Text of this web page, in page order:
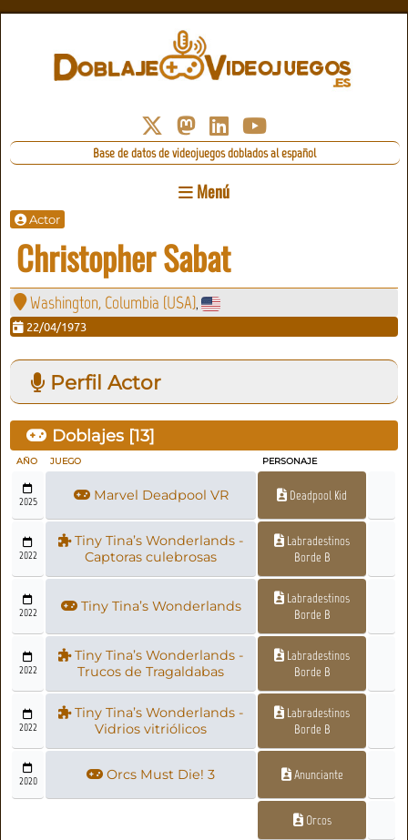
Base de datos de videojuegos doblados al español
Menú
Actor
Christopher Sabat
Washington, Columbia (USA),
22/04/1973
Perfil Actor
Doblajes [13]
AÑO JUEGO PERSONAJE
2025 Marvel Deadpool VR Deadpool Kid
2022
Tiny Tina’s Wonderlands -
Captoras culebrosas
Labradestinos
Borde B
2022 Tiny Tina’s Wonderlands
Labradestinos
Borde B
2022
Tiny Tina’s Wonderlands -
Trucos de Tragaldabas
Labradestinos
Borde B
2022
Tiny Tina’s Wonderlands -
Vidrios vitriólicos
Labradestinos
Borde B
2020 Orcs Must Die! 3 Anunciante
Orcos